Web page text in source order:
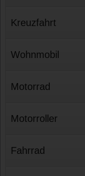
Kreuzfahrt
Wohnmobil
Motorrad
Motorroller
Fahrrad